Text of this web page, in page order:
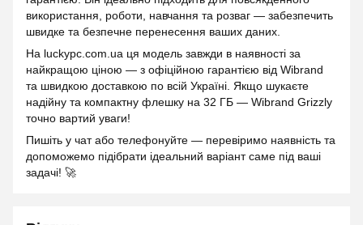
використання, роботи, навчання та розваг — забезпечить
швидке та безпечне перенесення ваших даних.
На luckypc.com.ua ця модель завжди в наявності за
найкращою ціною — з офіційною гарантією від Wibrand
та швидкою доставкою по всій Україні. Якщо шукаєте
надійну та компактну флешку на 32 ГБ — Wibrand Grizzly
точно вартий уваги!
Пишіть у чат або телефонуйте — перевіримо наявність та
допоможемо підібрати ідеальний варіант саме під ваші
задачі! 🚀